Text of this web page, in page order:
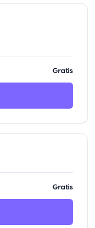
Gratis
Gratis